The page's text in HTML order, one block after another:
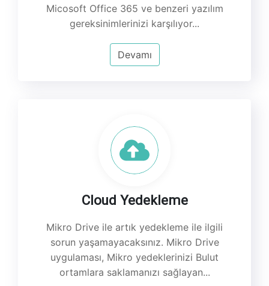
Micosoft Office 365 ve benzeri yazılım
gereksinimlerinizi karşılıyor...
Devamı
Cloud Yedekleme
Mikro Drive ile artık yedekleme ile ilgili
sorun yaşamayacaksınız. Mikro Drive
uygulaması, Mikro yedeklerinizi Bulut
ortamlara saklamanızı sağlayan...